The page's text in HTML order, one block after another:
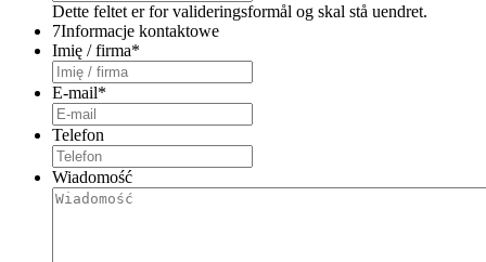
Dette feltet er for valideringsformål og skal stå uendret.
7Informacje kontaktowe
Imię / firma*
E-mail*
Telefon
Wiadomość